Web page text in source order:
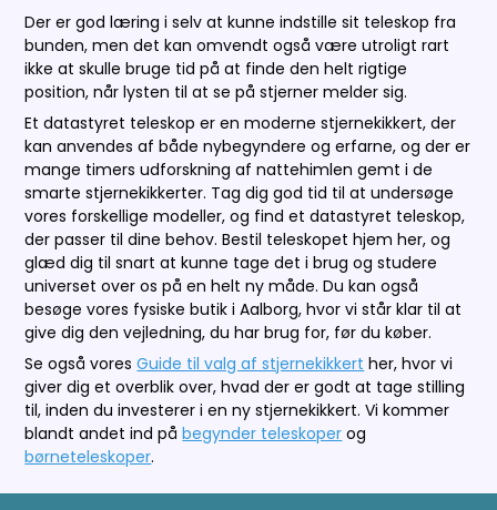
Der er god læring i selv at kunne indstille sit teleskop fra
bunden, men det kan omvendt også være utroligt rart
ikke at skulle bruge tid på at finde den helt rigtige
position, når lysten til at se på stjerner melder sig.
Et datastyret teleskop er en moderne stjernekikkert, der
kan anvendes af både nybegyndere og erfarne, og der er
mange timers udforskning af nattehimlen gemt i de
smarte stjernekikkerter. Tag dig god tid til at undersøge
vores forskellige modeller, og find et datastyret teleskop,
der passer til dine behov. Bestil teleskopet hjem her, og
glæd dig til snart at kunne tage det i brug og studere
universet over os på en helt ny måde. Du kan også
besøge vores fysiske butik i Aalborg, hvor vi står klar til at
give dig den vejledning, du har brug for, før du køber.
Se også voresGuide til valg af stjernekikkert her, hvor vi
giver dig et overblik over, hvad der er godt at tage stilling
til, inden du investerer i en ny stjernekikkert. Vi kommer
blandt andet ind påbegynder teleskoper og
børneteleskoper.